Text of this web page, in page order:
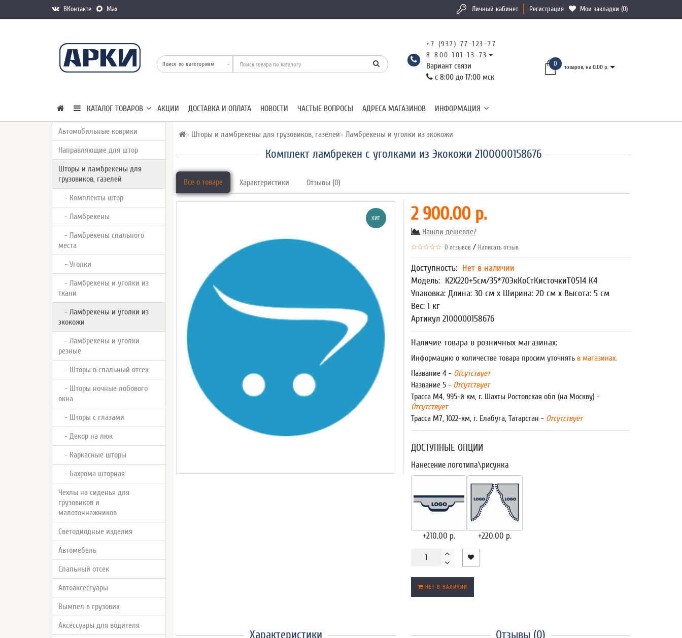
ВКонтакте Max Личный кабинет Регистрация Мои закладки (0)
+7 (937) 77-123-77
8 800 101-13-73
Вариант связи
с 8:00 до 17:00 мск
0 товаров, на 0.00 р.
КАТАЛОГ ТОВАРОВ АКЦИИ ДОСТАВКА И ОПЛАТА НОВОСТИ ЧАСТЫЕ ВОПРОСЫ АДРЕСА МАГАЗИНОВ ИНФОРМАЦИЯ
Автомобильные коврики
Направляющие для штор
Шторы и ламбрекены для
грузовиков, газелей
- Комплекты штор
- Ламбрекены
- Ламбрекены спального
места
- Уголки
- Ламбрекены и уголки из
ткани
- Ламбрекены и уголки из
экокожи
- Ламбрекены и уголки
резные
- Шторы в спальный отсек
- Шторы ночные лобового
окна
- Шторы с глазами
- Декор на люк
- Каркасные шторы
- Бахрома шторная
Чехлы на сиденья для
грузовиков и
малотоннажников
Светодиодные изделия
Автомебель
Спальный отсек
Автоаксессуары
Вымпел в грузовик
Аксессуары для водителя
Шторы и ламбрекены для грузовиков, газелей Ламбрекены и уголки из экокожи
Комплект ламбрекен с уголками из Экокожи 2100000158676
Все о товаре Характеристики Отзывы (0)
ХИТ 2 900.00 р.
Нашли дешевле?
0 отзывов / Написать отзыв
Доступность: Нет в наличии
Модель: К2Х220+5см/35*70ЭкКоСтКисточкиТ0514 К4
Упаковка: Длина: 30 см x Ширина: 20 см x Высота: 5 см
Вес: 1 кг
Артикул 2100000158676
Наличие товара в розничных магазинах:
Информацию о количестве товара просим уточнятьв магазинах.
Название 4 - Отсутствует
Название 5 - Отсутствует
Трасса М4, 995-й км, г. Шахты Ростовская обл (на Москву) -
Отсутствует
Трасса М7, 1022-км, г. Елабуга, Татарстан - Отсутствует
ДОСТУПНЫЕ ОПЦИИ
Нанесение логотипа\рисунка
+210.00 р. +220.00 р.
НЕТ В НАЛИЧИИ
Характеристики Отзывы (0)